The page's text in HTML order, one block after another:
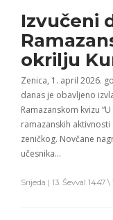
Izvučeni
okrilju
Zenica, 1. april 2026.
danas je obavljeno
Ramazanskom kvizu
ramazanskih
zeničkog. Novčane
učesnika…
Srijeda | 13. Ševval 1447 \